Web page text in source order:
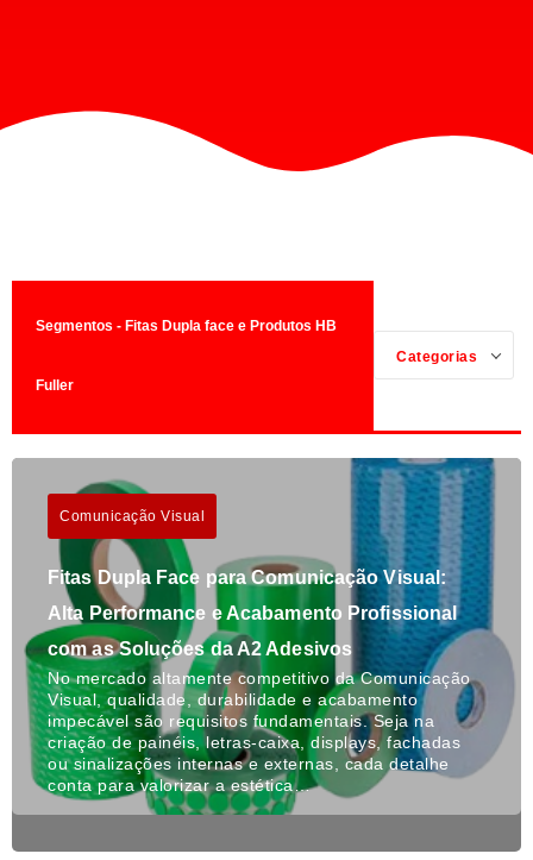
Segmentos - Fitas Dupla face e Produtos HB
Fuller
Categorias
Comunicação Visual
Fitas Dupla Face para Comunicação Visual:
Alta Performance e Acabamento Profissional
com as Soluções da A2 Adesivos
No mercado altamente competitivo da Comunicação
Visual, qualidade, durabilidade e acabamento
impecável são requisitos fundamentais. Seja na
criação de painéis, letras-caixa, displays, fachadas
ou sinalizações internas e externas, cada detalhe
conta para valorizar a estética…